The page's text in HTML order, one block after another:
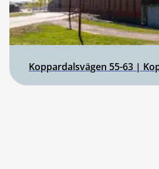
Koppardalsvägen 55-63 |